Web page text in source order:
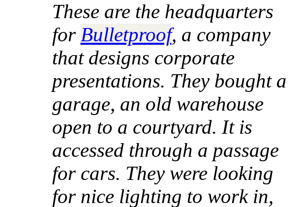
These are the headquarters
for Bulletproof, a company
that designs corporate
presentations. They bought a
garage, an old warehouse
open to a courtyard. It is
accessed through a passage
for cars. They were looking
for nice lighting to work in,